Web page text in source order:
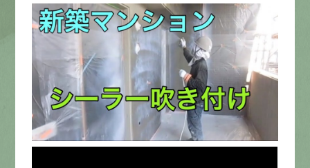
募集要項
エントリー
有資格者が、無料建物診断いたします!!